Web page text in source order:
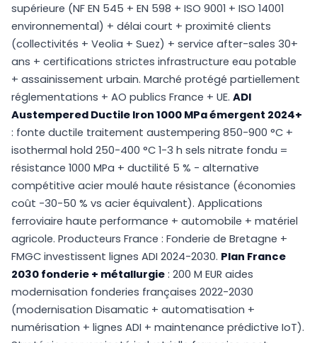
supérieure (NF EN 545 + EN 598 + ISO 9001 + ISO 14001
environnemental) + délai court + proximité clients
(collectivités + Veolia + Suez) + service after-sales 30+
ans + certifications strictes infrastructure eau potable
+ assainissement urbain. Marché protégé partiellement
réglementations + AO publics France + UE. ADI
Austempered Ductile Iron 1000 MPa émergent 2024+
: fonte ductile traitement austempering 850-900 °C +
isothermal hold 250-400 °C 1-3 h sels nitrate fondu =
résistance 1000 MPa + ductilité 5 % - alternative
compétitive acier moulé haute résistance (économies
coût -30-50 % vs acier équivalent). Applications
ferroviaire haute performance + automobile + matériel
agricole. Producteurs France : Fonderie de Bretagne +
FMGC investissent lignes ADI 2024-2030. Plan France
2030 fonderie + métallurgie : 200 M EUR aides
modernisation fonderies françaises 2022-2030
(modernisation Disamatic + automatisation +
numérisation + lignes ADI + maintenance prédictive IoT).